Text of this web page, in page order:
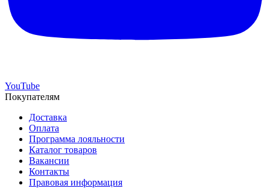
YouTube
Покупателям
Доставка
Оплата
Программа лояльности
Каталог товаров
Вакансии
Контакты
Правовая информация